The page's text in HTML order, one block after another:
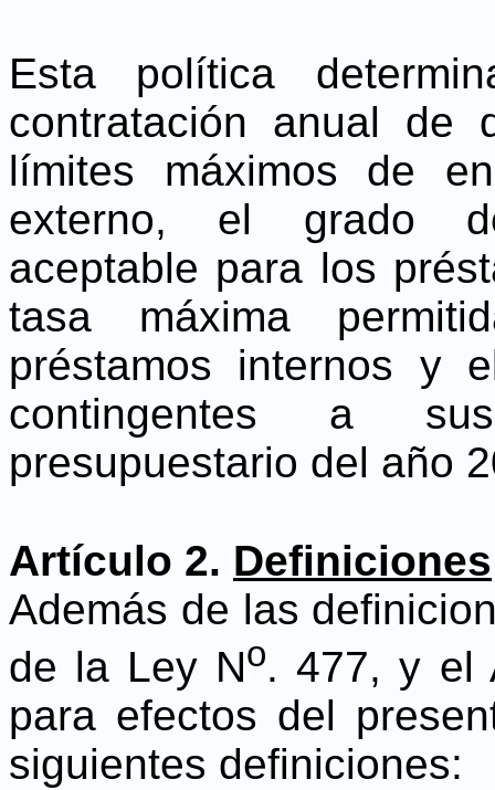
Esta política
contratación anual de
límites máximos de
externo, el grado
aceptable para los
tasa máxima
préstamos internos y
contingentes a
presupuestario del año
Artículo 2. Definiciones
Además de las
de la Ley No. 477, y el
para efectos del
siguientes definiciones: